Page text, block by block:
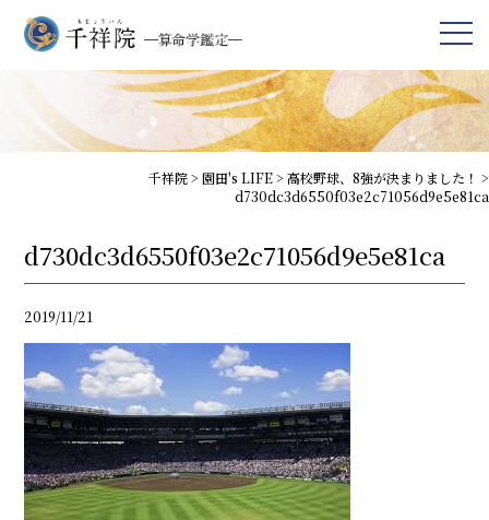
千祥院> 園田's LIFE> 高校野球、8強が決まりました！ >
d730dc3d6550f03e2c71056d9e5e81ca
d730dc3d6550f03e2c71056d9e5e81ca
2019/11/21